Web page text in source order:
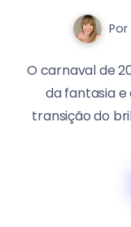
Por
O carnaval de
da fantasia
transição do